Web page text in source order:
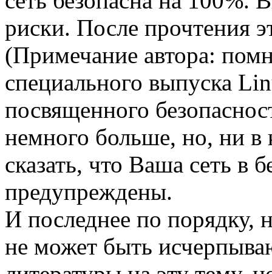
риски. После прочтения
(Примечание автора:
специального выпуска
посвященного
немного больше, но, ни в
сказать, что Ваша сеть в
предупреждены.
И последнее по порядку,
не может быть